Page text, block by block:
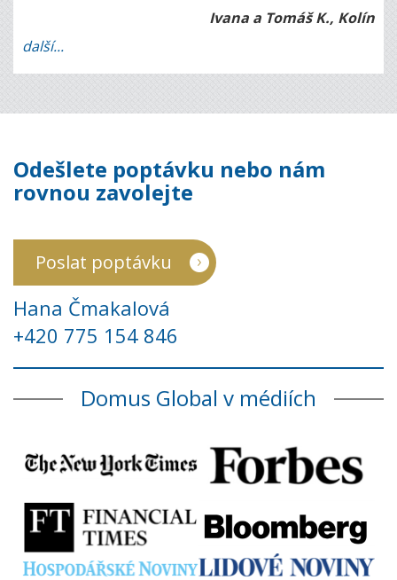
Ivana a Tomáš K., Kolín
další...
Odešlete poptávku nebo nám
rovnou zavolejte
Poslat poptávku
Hana Čmakalová
+420 775 154 846
Domus Global v médiích